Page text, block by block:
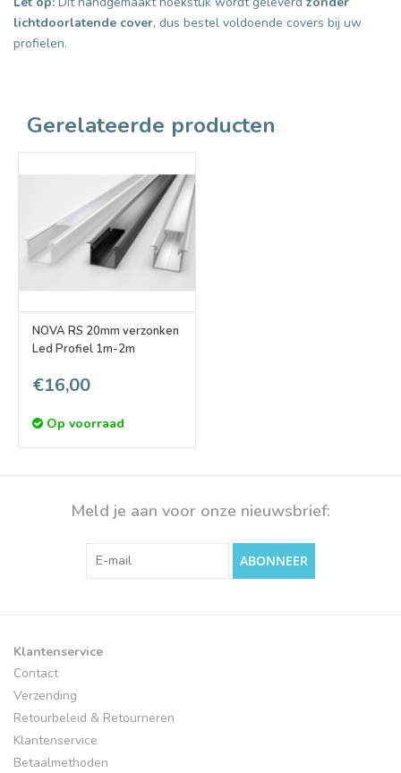
lichtdoorlatende cover, dus bestel voldoende covers bij uw
profielen.
Gerelateerde producten
NOVA RS 20mm verzonken
Led Profiel 1m-2m
€16,00
Op voorraad
Meld je aan voor onze nieuwsbrief:
ABONNEER
Klantenservice
Contact
Verzending
Retourbeleid & Retourneren
Klantenservice
Betaalmethoden